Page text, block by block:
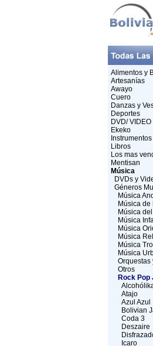
Alimentos y
Artesanías
Awayo
Cuero
Danzas y
Deportes
DVD/ VIDEO
Ekeko
Libros
Los mas
Mentisan
Música
DVDs y
Géneros
Música
Música
Música
Música
Música
Música
Música
Música
Orquestas
Otros
Rock Pop
Atajo
Azul Azul
Bolivian
Coda 3
Deszaire
Icaro